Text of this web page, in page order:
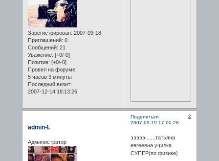
Зарегистрирован: 2007-09-18
Приглашений: 0
Сообщений: 21
Уважение: [+0/-0]
Позитив: [+0/-0]
Провел на форуме:
5 часов 3 минуты
Последний визит:
2007-12-14 18:13:26
Поделиться
2
2007-09-19 17:00:28
admin-L
Администратор
эээээ.......татьяна
евгеевна училка
СУПЕР(по физике)